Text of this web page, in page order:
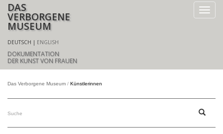
DAS
VERBORGENE
MUSEUM
DEUTSCH ENGLISH
DOKUMENTATION
DER KUNST VON FRAUEN
Das Verborgene Museum Künstlerinnen